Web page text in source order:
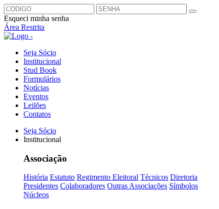
Esqueci minha senha
Área Restrita
Seja Sócio
Institucional
Stud Book
Formulários
Notícias
Eventos
Leilões
Contatos
Seja Sócio
Institucional
Associação
História Estatuto Regimento Eleitoral Técnicos Diretoria
Presidentes Colaboradores Outras Associações Símbolos
Núcleos